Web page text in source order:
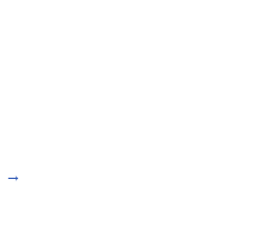
→